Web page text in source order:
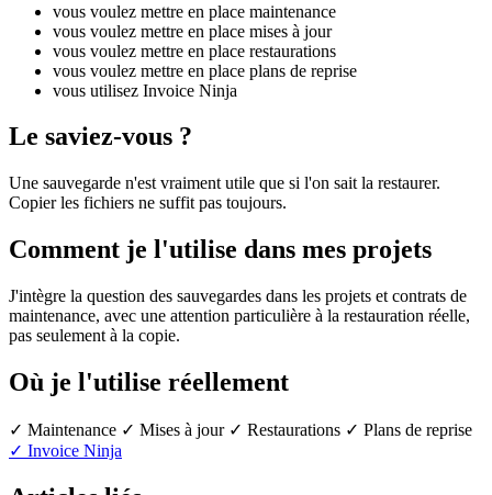
vous voulez mettre en place maintenance
vous voulez mettre en place mises à jour
vous voulez mettre en place restaurations
vous voulez mettre en place plans de reprise
vous utilisez Invoice Ninja
Le saviez-vous ?
Une sauvegarde n'est vraiment utile que si l'on sait la restaurer.
Copier les fichiers ne suffit pas toujours.
Comment je l'utilise dans mes projets
J'intègre la question des sauvegardes dans les projets et contrats de
maintenance, avec une attention particulière à la restauration réelle,
pas seulement à la copie.
Où je l'utilise réellement
✓ Maintenance ✓ Mises à jour ✓ Restaurations ✓ Plans de reprise
✓ Invoice Ninja